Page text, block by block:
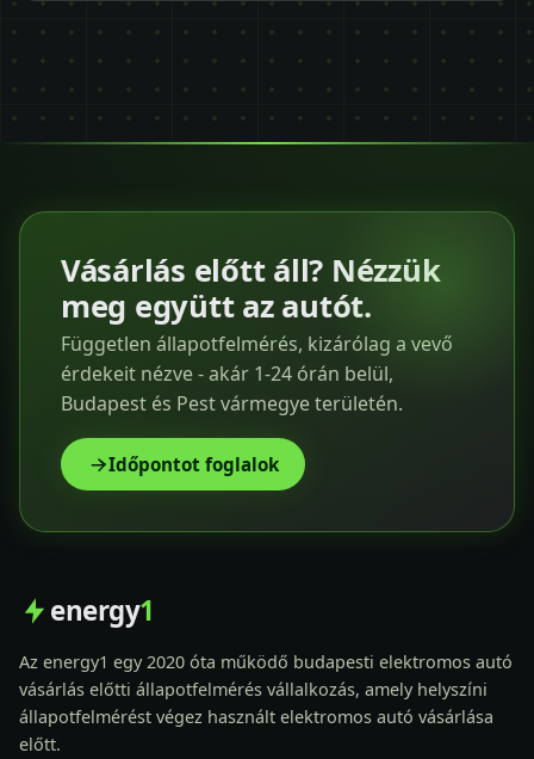
Vásárlás előtt áll? Nézzük
meg együtt az autót.
Független állapotfelmérés, kizárólag a vevő
érdekeit nézve - akár 1-24 órán belül,
Budapest és Pest vármegye területén.
Időpontot foglalok
energy1
Az energy1 egy 2020 óta működő budapesti elektromos autó
vásárlás előtti állapotfelmérés vállalkozás, amely helyszíni
állapotfelmérést végez használt elektromos autó vásárlása
előtt.